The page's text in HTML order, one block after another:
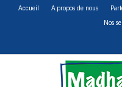
Accueil A propos de nous
Nos